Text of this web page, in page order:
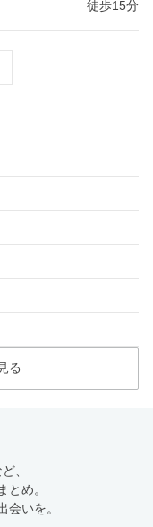
徒歩15分
る
、
とめ。
会いを。